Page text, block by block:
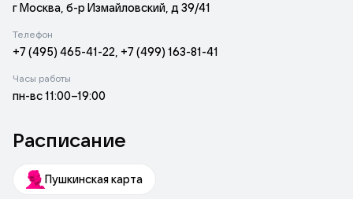
культурной жизни города.
языка, пластике, пантомиме, музыке и танце. Происходящее
на сцене синхронно озвучивается профессиональными
глухих, так и для слышащих зрителей. Это позволяет театру
привлекать разнообразную аудиторию и создавать
В репертуаре театра — как классические произведения, так
и современные постановки. Среди них: «Незнайка в
«Бременские музыканты» и другие. Спектакли отличаются
г Москва, б-р Измайловский, д 39/41
Телефон
+7 (495) 465-41-22, +7 (499) 163-81-41
Часы работы
пн-вс 11:00–19:00
Расписание
Пушкинская карта